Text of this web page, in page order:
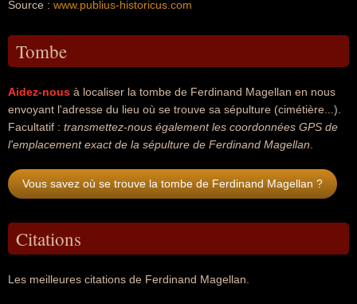
Source : www.publius-historicus.com
Tombe
Aidez-nous à localiser la tombe de Ferdinand Magellan en nous
envoyant l'adresse du lieu où se trouve sa sépulture (cimétière...).
Facultatif : transmettez-nous également les coordonnées GPS de
l'emplacement exact de la sépulture de Ferdinand Magellan
Vous savez où se trouve la tombe de Ferdinand Magellan ?
Citations
Les meilleures citations de Ferdinand Magellan.